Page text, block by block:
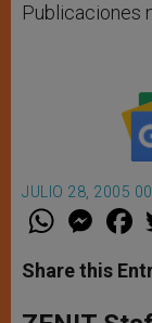
Publicaciones
JULIO 28, 2005
W
t
s
p
M
e
s
e
g
F
a
e
b
o
Share this